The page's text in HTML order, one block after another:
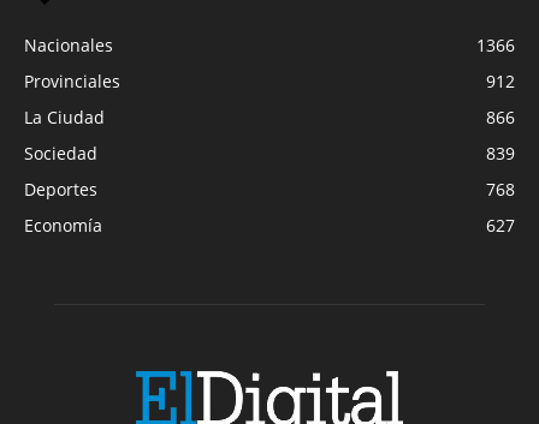
Nacionales
1366
Provinciales
912
La Ciudad
866
Sociedad
839
Deportes
768
Economía
627